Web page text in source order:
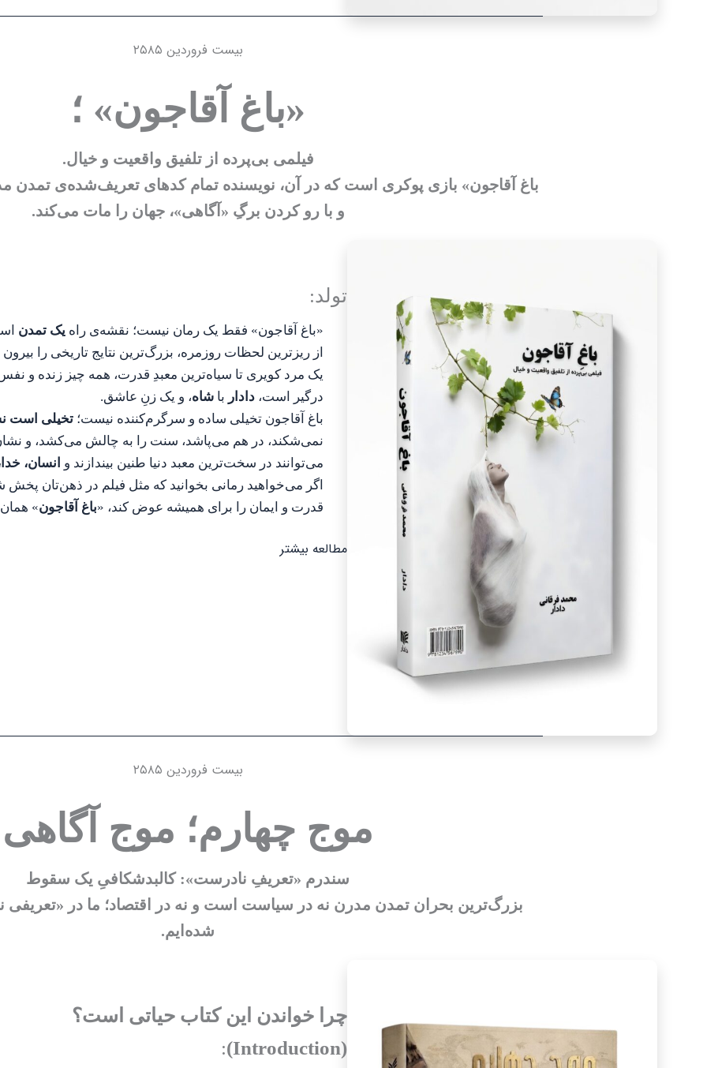
بیست فروردین ۲۵۸۵
«باغ آقاجون» ؛
فیلمی بی‌پرده از تلفیق واقعیت و خیال.
باغ آقاجون» بازی پوکری است که در آن، نویسنده تمام کدهای تعریف‌شده‌ی تمدن
و با رو کردن برگِ «آگاهی»، جهان را مات می‌کند.
تولد:
«باغ آقاجون» فقط یک رمان نیست؛ نقشه‌ی راه یک تمدن
از ریزترین لحظات روزمره، بزرگ‌ترین نتایج تاریخی را
یک مرد کویری تا سیاه‌ترین معبدِ قدرت، همه چیز زنده و
درگیر است، دادار با شاه، و یک زنِ عاشق.
باغ آقاجون تخیلی ساده و سرگرم‌کننده نیست؛ تخیلی است
نمی‌شکند، در هم می‌پاشد، سنت را به چالش می‌کشد، و
می‌توانند در سخت‌ترین معبد دنیا طنین بیندازند و انسان،
اگر می‌خواهید رمانی بخوانید که مثل فیلم در ذهن‌تان
قدرت و ایمان را برای همیشه عوض کند، «باغ آقاجون»
مطالعه بیشتر
بیست فروردین ۲۵۸۵
موج چهارم؛ موج آگاهی
سندرم «تعریفِ نادرست»: کالبدشکافیِ یک سقوط
بزرگ‌ترین بحران تمدن مدرن نه در سیاست است و نه در اقتصاد؛ ما در «تعریفی
شده‌ایم.
چرا خواندن این کتاب حیاتی است؟
(Introduction)
: